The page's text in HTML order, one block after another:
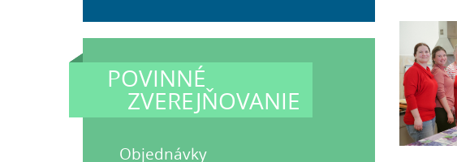
POVINNÉ
ZVEREJŇOVANIE
Objednávky